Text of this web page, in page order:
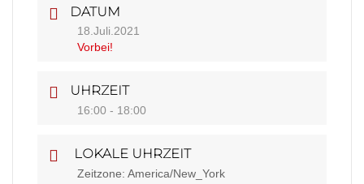
DATUM
18.Juli.2021
Vorbei!
UHRZEIT
16:00 - 18:00
LOKALE UHRZEIT
Zeitzone: America/New_York